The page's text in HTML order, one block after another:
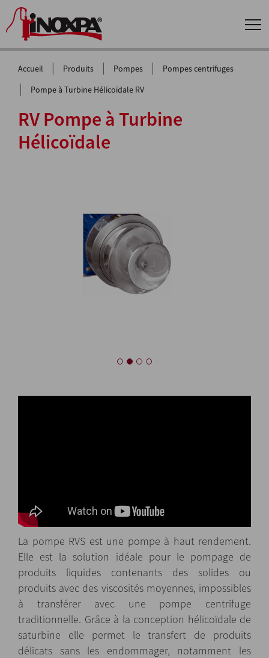
Accueil | Produits | Pompes | Pompes centrifuges
| Pompe à Turbine Hélicoïdale RV
RV Pompe à Turbine
Hélicoïdale
La pompe RVS est une pompe à haut rendement.
Elle est la solution idéale pour le pompage de
produits liquides contenants des solides ou
produits avec des viscosités moyennes, impossibles
à transférer avec une pompe centrifuge
traditionnelle. Grâce à la conception hélicoïdale de
saturbine elle permet le transfert de produits
délicats sans les endommager, notamment les